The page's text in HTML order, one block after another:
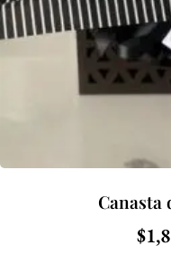
Canasta
$